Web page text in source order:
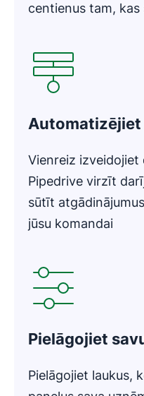
centienus tam,
Vienreiz izveidojiet
Pipedrive virzīt
sūtīt
jūsu komandai
Pielāgojiet
Pielāgojiet laukus,